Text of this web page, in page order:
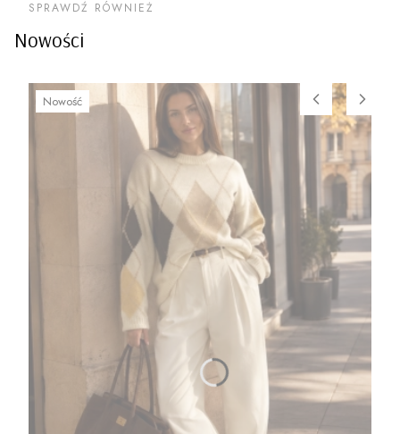
Nowości
SPRAWDŹ RÓWNIEŻ
Nowość